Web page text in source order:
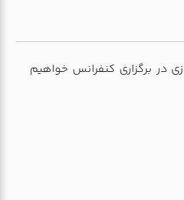
در برگزاری کنفرانس خواهیم